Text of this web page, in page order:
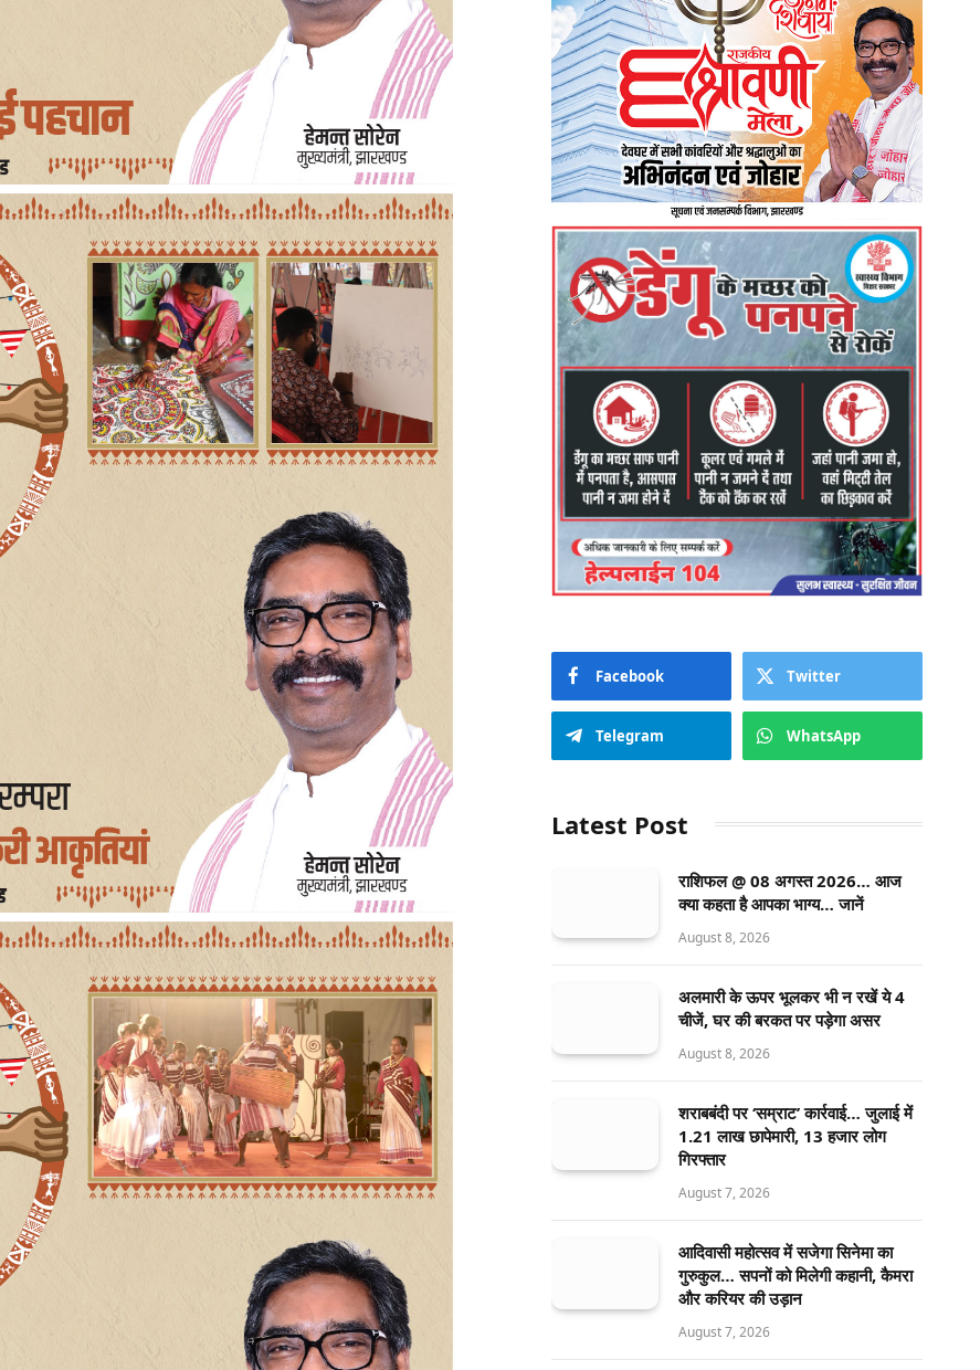
Facebook Twitter
Telegram WhatsApp
Latest Post
राशिफल @ 08 अगस्त 2026… आज
क्या कहता है आपका भाग्य… जानें
August 8, 2026
अलमारी के ऊपर भूलकर भी न रखें ये 4
चीजें, घर की बरकत पर पड़ेगा असर
August 8, 2026
शराबबंदी पर ‘सम्राट’ कार्रवाई… जुलाई में
1.21 लाख छापेमारी, 13 हजार लोग
गिरफ्तार
August 7, 2026
आदिवासी महोत्सव में सजेगा सिनेमा का
गुरुकुल… सपनों को मिलेगी कहानी, कैमरा
और करियर की उड़ान
August 7, 2026